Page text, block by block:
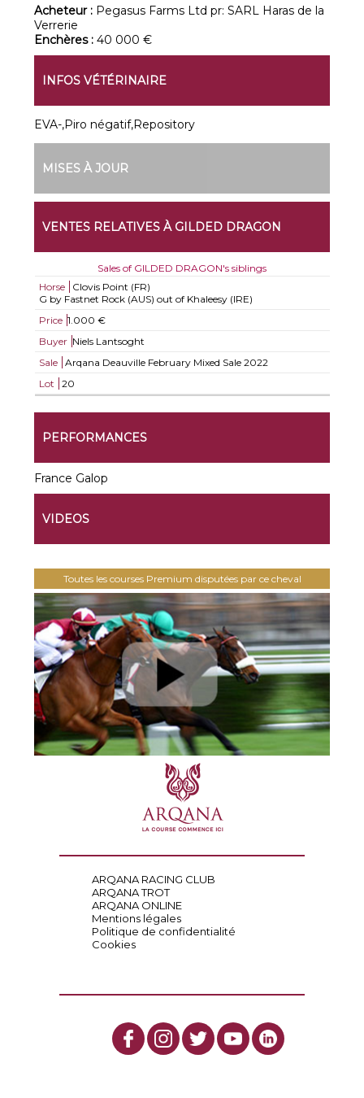
Acheteur : Pegasus Farms Ltd pr: SARL Haras de la
Verrerie
Enchères :40 000 €
INFOS VÉTÉRINAIRE
EVA-,Piro négatif,Repository
MISES À JOUR
VENTES RELATIVES À GILDED DRAGON
Sales of GILDED DRAGON's siblings
Horse
Clovis Point (FR)
G by Fastnet Rock (AUS) out of Khaleesy (IRE)
Price 1.000 €
Buyer Niels Lantsoght
Sale
Arqana Deauville February Mixed Sale 2022
Lot
20
PERFORMANCES
France Galop
VIDEOS
Toutes les courses Premium disputées par ce cheval
ARQANA RACING CLUB
ARQANA TROT
ARQANA ONLINE
Mentions légales
Politique de confidentialité
Cookies